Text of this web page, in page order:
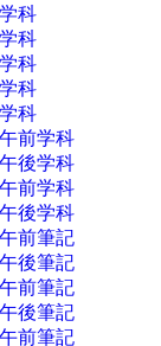
科
科
科
科
科
前学科
後学科
前学科
後学科
前筆記
後筆記
前筆記
後筆記
前筆記